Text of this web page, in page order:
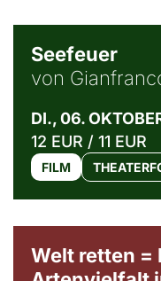
Seefeuer
von
DI., 06.
12 EUR / 11 EUR
FILM
Welt retten =